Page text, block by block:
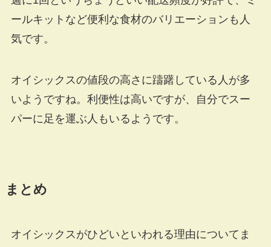
ールキットなど便利な食材のバリエーションも人
気です。
オイシックスの値段の高さに躊躇している人が多
いようですね。利便性は高いですが、自分でスー
パーに足を運ぶ人もいるようです。
まとめ
オイシックスがひどいといわれる理由についてま